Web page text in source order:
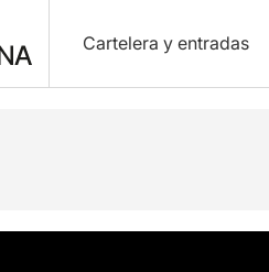
Cartelera y entradas
artística Fotos y vídeos